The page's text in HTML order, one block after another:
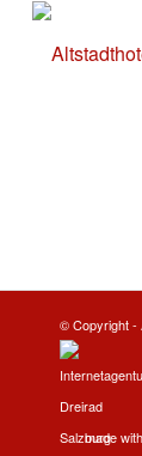
© Copyright -
made